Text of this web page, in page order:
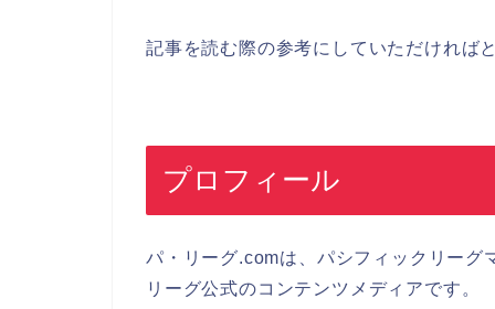
記事を読む際の参考にしていただければ
プロフィール
パ・リーグ.comは、パシフィックリーグ
リーグ公式のコンテンツメディアです。